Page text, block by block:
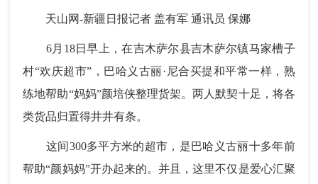
天山网-新疆日报记者 盖有军 通讯员 保娜
6月18日早上，在吉木萨尔县吉木萨尔镇马家槽子
村“欢庆超市”，巴哈义古丽·尼合买提和平常一样，熟
练地帮助“妈妈”颜培侠整理货架。两人默契十足，将各
类货品归置得井井有条。
这间300多平方米的超市，是巴哈义古丽十多年前
帮助“颜妈妈”开办起来的。并且，这里不仅是爱心汇聚